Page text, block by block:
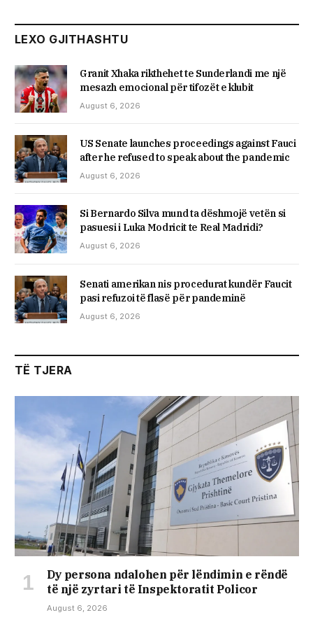
LEXO GJITHASHTU
Granit Xhaka rikthehet te Sunderlandi me një
mesazh emocional për tifozët e klubit
August 6, 2026
US Senate launches proceedings against Fauci
after he refused to speak about the pandemic
August 6, 2026
Si Bernardo Silva mund ta dëshmojë vetën si
pasuesi i Luka Modricit te Real Madridi?
August 6, 2026
Senati amerikan nis procedurat kundër Faucit
pasi refuzoi të flasë për pandeminë
August 6, 2026
TË TJERA
Dy persona ndalohen për lëndimin e rëndë
të një zyrtari të Inspektoratit Policor
August 6, 2026